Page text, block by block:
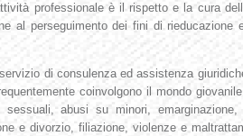
professionale è il rispetto e la cura
al perseguimento dei fini di
di consulenza ed assistenza
coinvolgono il mondo
sessuali, abusi su minori,
e divorzio, filiazione, violenze e